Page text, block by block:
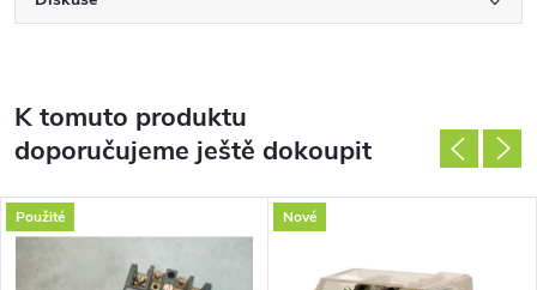
K tomuto produktu
doporučujeme ještě dokoupit
Použité Nové